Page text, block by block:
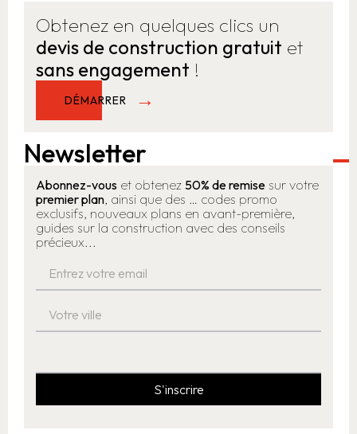
Obtenez en quelques clics un
devis de construction gratuit et
sans engagement !
DÉMARRER
Newsletter
Abonnez-vous et obtenez 50% de remise sur votre
premier plan, ainsi que des … codes promo
exclusifs, nouveaux plans en avant-première,
guides sur la construction avec des conseils
précieux...
S'inscrire